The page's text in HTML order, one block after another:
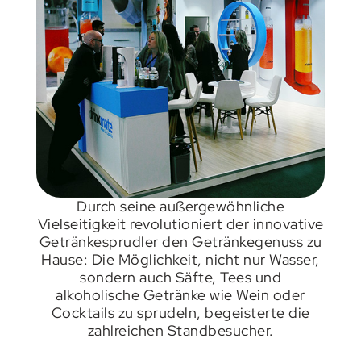
Durch seine außergewöhnliche
Vielseitigkeit revolutioniert der innovative
Getränkesprudler den Getränkegenuss zu
Hause: Die Möglichkeit, nicht nur Wasser,
sondern auch Säfte, Tees und
alkoholische Getränke wie Wein oder
Cocktails zu sprudeln, begeisterte die
zahlreichen Standbesucher.